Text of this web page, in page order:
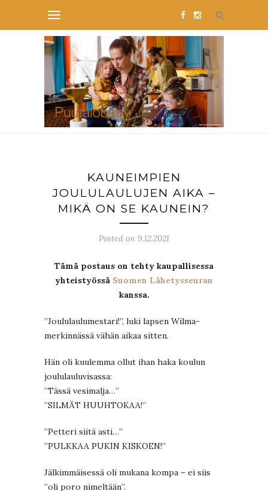
KAUNEIMPIEN
JOULULAULUJEN AIKA –
MIKÄ ON SE KAUNEIN?
Posted on 9.12.2021
Tämä postaus on tehty kaupallisessa
yhteistyössä Suomen Lähetysseuran
kanssa.
”Joululaulumestari!”, luki lapsen Wilma-
merkinnässä vähän aikaa sitten.
Hän oli kuulemma ollut ihan haka koulun
joululauluvisassa:
”Tässä vesimalja…”
”SILMÄT HUUHTOKAA!”
”Petteri siitä asti…”
”PULKKAA PUKIN KISKOEN!”
Jälkimmäisessä oli mukana kompa – ei siis
”oli poro nimeltään”.